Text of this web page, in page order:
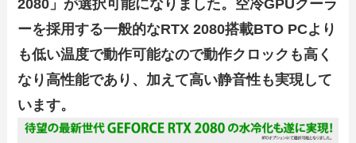
2080」が選択可能になりました。空冷GPUクーラ
ーを採用する一般的なRTX 2080搭載BTO PCより
も低い温度で動作可能なので動作クロックも高く
なり高性能であり、加えて高い静音性も実現して
います。